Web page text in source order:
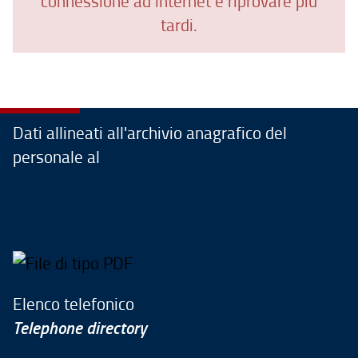
tardi.
Dati allineati all'archivio anagrafico del
personale al
Elenco telefonico
Telephone directory